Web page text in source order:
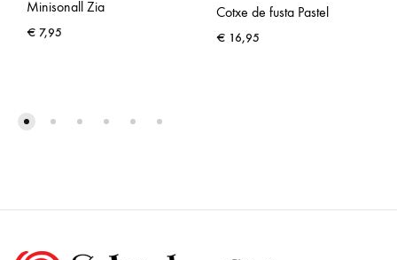
Minisonall Zia
€ 7,95
Cotxe de fusta Pastel
€ 16,95